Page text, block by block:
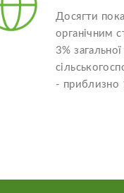
Досягти
органічним
3%
- приблизно